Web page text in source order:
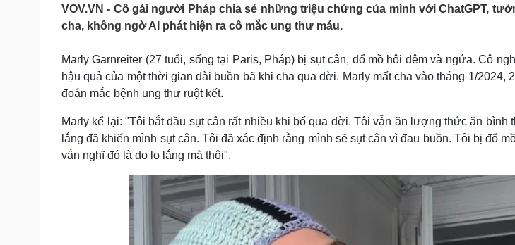
Pháp luật
Vụ án
Tư vấn luật
Quân sự - Quốc phòng
Vũ khí
Phân tích
Thể thao
Thế giới thể thao
eSports
Hậu trường
Ô tô -
Tư
Dinh dưỡng - món ngon
Cây thuốc
Sản phụ khoa
Làm đẹp - giảm cân
Nhà đẹp
Blog
Tình yêu - Gia đình
Sân khấu - Điện ảnh
Văn học
Nghệ
Thời
VOV.VN - Cô gái người Pháp chia sẻ những triệu chứng của mình với ChatGPT,
cha, không ngờ AI phát hiện ra cô mắc ung thư máu.
Marly Garnreiter (27 tuổi, sống tại Paris, Pháp) bị sụt cân, đổ mồ hôi đêm và ngứa. Cô
hậu quả của một thời gian dài buồn bã khi cha qua đời. Marly mất cha vào tháng 1/2024,
đoán mắc bệnh ung thư ruột kết.
Marly kể lại: "Tôi bắt đầu sụt cân rất nhiều khi bố qua đời. Tôi vẫn ăn lượng thức ăn
lắng đã khiến mình sụt cân. Tôi đã xác định rằng mình sẽ sụt cân vì đau buồn. Tôi bị đổ
vẫn nghĩ đó là do lo lắng mà thôi".